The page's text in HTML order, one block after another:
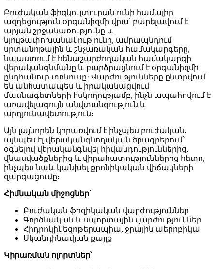
Բուժական ֆիզկուլտուրան ունի համալիր
ազդեցություն օրգանիզմի վրա՝ բարելավում է
արյան շրջանառությունը և
նյութափոխանակությունը, ամրապնդում
սրտանոթային և շնչառական համակարգերը,
նպաստում է հենաշարժողական համակարգի
վերականգնմանը և բարձրացնում է օրգանիզմի
ընդհանուր տոնուսը։ Վարժությունները ընտրվում
են անհատապես և իրականացվում
մասնագետների հսկողությամբ, ինչն ապահովում է
առավելագույն անվտանգություն և
արդյունավետություն։
Այն լայնորեն կիրառվում է ինչպես բուժական,
այնպես էլ վերականգնողական ծրագրերում՝
օգնելով վերականգնվել հիվանդություններից,
վնասվածքներից և վիրահատություններից հետո,
ինչպես նաև կանխել քրոնիկական վիճակների
զարգացումը։
Հիմնական միջոցներ՝
Բուժական ֆիզիկական վարժություններ
Գործնական և սպորտային վարժություններ
Հիդրոկինեզոթերապիա, ջրային աերոբիկա
Սկանդինավյան քայլք
Կիրառման ոլորտներ՝